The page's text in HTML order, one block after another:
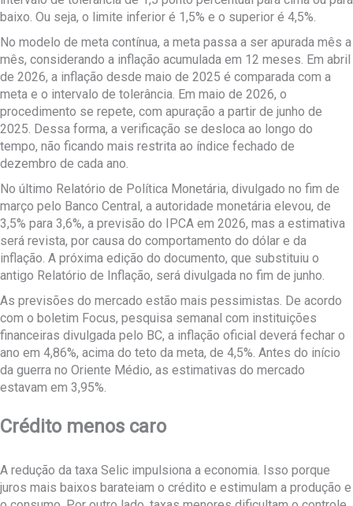
baixo. Ou seja, o limite inferior é 1,5% e o superior é 4,5%.
No modelo de meta contínua, a meta passa a ser apurada mês a
mês, considerando a inflação acumulada em 12 meses. Em abril
de 2026, a inflação desde maio de 2025 é comparada com a
meta e o intervalo de tolerância. Em maio de 2026, o
procedimento se repete, com apuração a partir de junho de
2025. Dessa forma, a verificação se desloca ao longo do
tempo, não ficando mais restrita ao índice fechado de
dezembro de cada ano.
No último Relatório de Política Monetária, divulgado no fim de
março pelo Banco Central, a autoridade monetária elevou, de
3,5% para 3,6%, a previsão do IPCA em 2026, mas a estimativa
será revista, por causa do comportamento do dólar e da
inflação. A próxima edição do documento, que substituiu o
antigo Relatório de Inflação, será divulgada no fim de junho.
As previsões do mercado estão mais pessimistas. De acordo
com o boletim Focus, pesquisa semanal com instituições
financeiras divulgada pelo BC, a inflação oficial deverá fechar o
ano em 4,86%, acima do teto da meta, de 4,5%. Antes do início
da guerra no Oriente Médio, as estimativas do mercado
estavam em 3,95%.
Crédito menos caro
A redução da taxa Selic impulsiona a economia. Isso porque
juros mais baixos barateiam o crédito e estimulam a produção e